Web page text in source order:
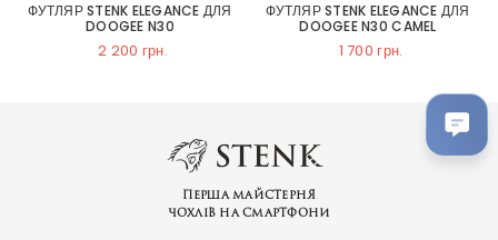
ФУТЛЯР STENK ELEGANCE ДЛЯ
DOOGEE N30
2 200 грн.
ФУТЛЯР STENK ELEGANCE ДЛЯ
DOOGEE N30 CAMEL
1 700 грн.
Перша майстерня
чохлів на смартфони